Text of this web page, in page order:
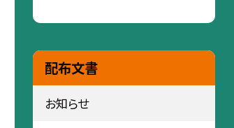
配布文書
お知らせ